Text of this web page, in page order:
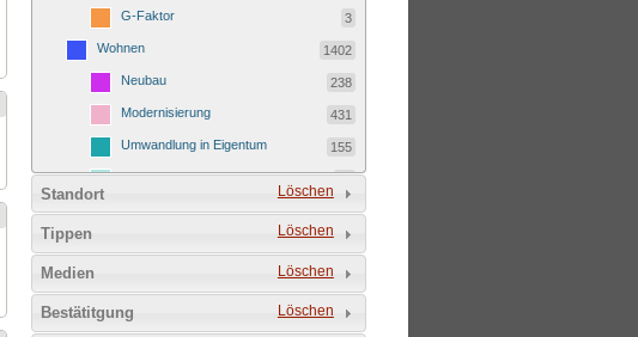
G-Faktor 3
Wohnen 1402
Neubau 238
Modernisierung 431
Umwandlung in Eigentum 155
Kostenmietverdrängung 23
Ferienwohnung 151
69
Löschen
Standort
Löschen
Tippen
Löschen
Medien
Löschen
Bestätitgung